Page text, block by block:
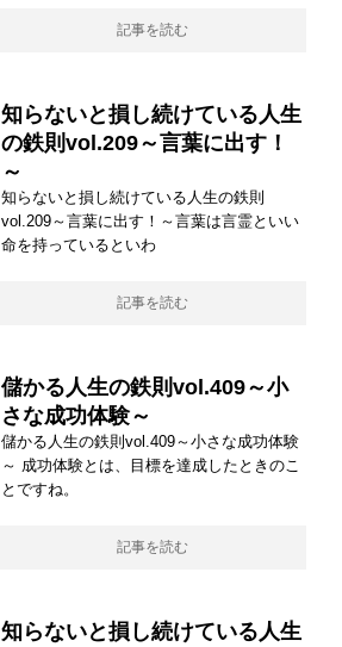
記事を読む
知らないと損し続けている人生
の鉄則vol.209～言葉に出す！
～
知らないと損し続けている人生の鉄則
vol.209～言葉に出す！～言葉は言霊といい
命を持っているといわ
記事を読む
儲かる人生の鉄則vol.409～小
さな成功体験～
儲かる人生の鉄則vol.409～小さな成功体験
～ 成功体験とは、目標を達成したときのこ
とですね。
記事を読む
知らないと損し続けている人生